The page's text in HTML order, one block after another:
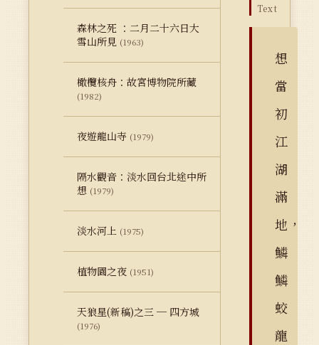
森林之死 ：二月二十六日大
雪山所見 (1963)
橄欖核舟：故宮博物院所藏
(1982)
夜遊龍山寺 (1979)
隔水觀音：淡水回台北途中所
想 (1979)
淡水河上 (1975)
植物園之夜 (1951)
天狼星(新稿)之三 ─ 四方城
(1976)
Text
想
當
初
江
湖
滿
地，
鱗
鱗
蛟
龍